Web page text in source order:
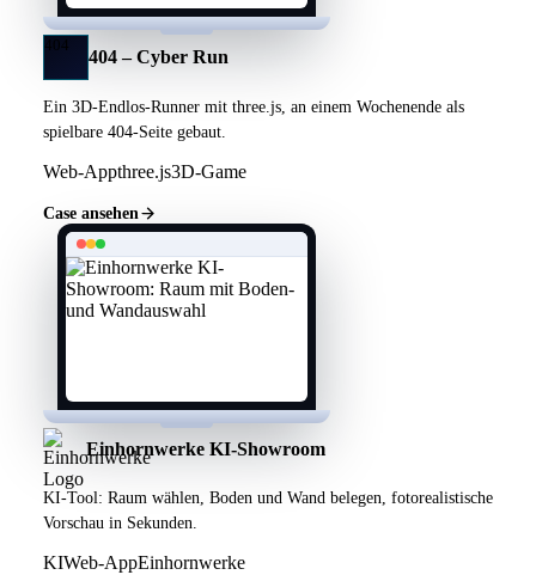
404
404 – Cyber Run
Ein 3D-Endlos-Runner mit three.js, an einem Wochenende als
spielbare 404-Seite gebaut.
Web-Appthree.js3D-Game
Case ansehen
Einhornwerke KI-Showroom
KI-Tool: Raum wählen, Boden und Wand belegen, fotorealistische
Vorschau in Sekunden.
KIWeb-AppEinhornwerke